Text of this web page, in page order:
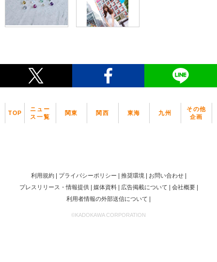
TOP
ニュー
ス一覧
関東 関西 東海 九州
その他
企画
利用規約 プライバシーポリシー 推奨環境
お問い合わせ
プレスリリース・情報提供
媒体資料 広告掲載について
会社概要
利用者情報の外部送信について
©KADOKAWA CORPORATION